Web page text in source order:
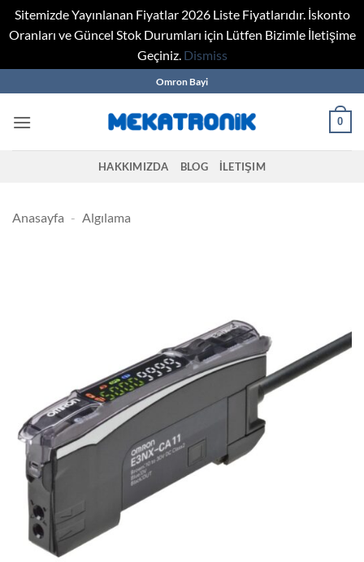
Sitemizde Yayınlanan Fiyatlar 2026 Liste Fiyatlarıdır. İskonto
Oranları ve Güncel Stok Durumları için Lütfen Bizimle İletişime
Geçiniz. Dismiss
to
content
Omron Bayi
0
HAKKIMIZDA BLOG İLETIŞIM
Anasayfa - Algılama